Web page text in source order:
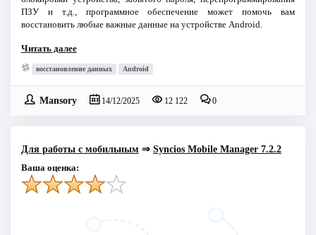
ПЗУ и т.д., программное обеспечение может помочь вам
восстановить любые важные данные на устройстве Android.
Читать далее
восстановление данных Android
Mansory 14/12/2025 12 122 0
Для работы с мобильным ⇒ Syncios Mobile Manager 7.2.2
Ваша оценка: